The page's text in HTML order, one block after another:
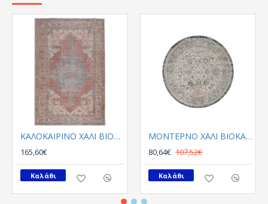
ΚΑΛΟΚΑΙΡΙΝΟ ΧΑΛΙ ΒΙΟΚΑΡΠΕΤ PLUMERIA 5525 01
165,60€
Καλάθι
ΜΟΝΤΕΡΝΟ ΧΑΛΙ ΒΙΟΚΑΡΠΕΤGossip 8504A White Blue Round
80,64€ 107,52€
Καλάθι